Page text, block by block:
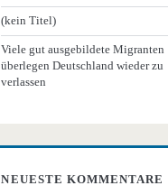
(kein Titel)
Viele gut ausgebildete Migranten
überlegen Deutschland wieder zu
verlassen
NEUESTE KOMMENTARE